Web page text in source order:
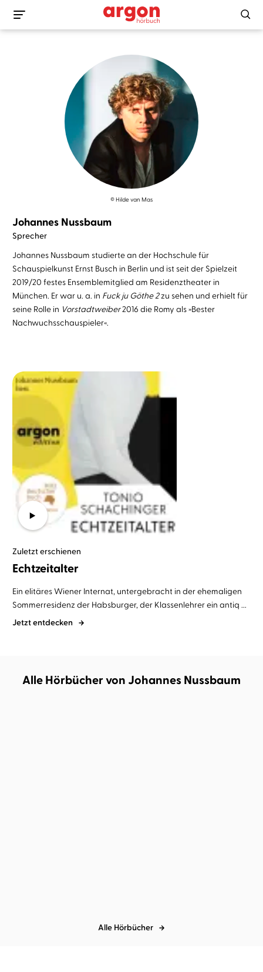
© Hilde van Mas
Johannes Nussbaum
Sprecher
Johannes Nussbaum studierte an der Hochschule für
Schauspielkunst Ernst Busch in Berlin und ist seit der Spielzeit
2019/20 festes Ensemblemitglied am Residenztheater in
München. Er war u. a. in Fuck ju Göthe 2zu sehen und erhielt für
seine Rolle in Vorstadtweiber2016 die Romy als »Bester
Nachwuchsschauspieler«.
Zuletzt erschienen
Echtzeitalter
Ein elitäres Wiener Internat, untergebracht in der ehemaligen
Sommerresidenz der Habsburger, der Klassenlehrer ein antiq ...
Jetzt entdecken
Alle Hörbücher von Johannes Nussbaum
Alle Hörbücher